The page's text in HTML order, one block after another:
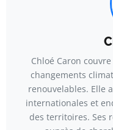
Chloé Caron
changements
renouvelables. Elle
internationales et
des territoires. Ses